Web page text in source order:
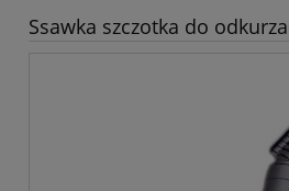
Ssawka szczotka do